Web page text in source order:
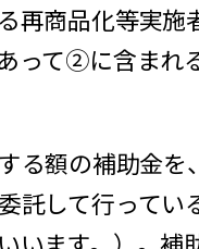
再商品化等実施
って②に含まれ
る額の補助金を
託して行ってい